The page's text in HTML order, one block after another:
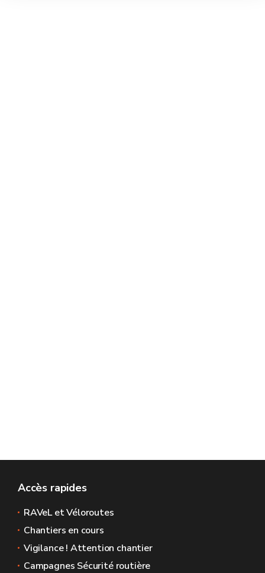
Accès rapides
RAVeL et Véloroutes
Chantiers en cours
Vigilance ! Attention chantier
Campagnes Sécurité routière